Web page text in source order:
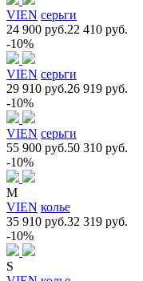
VIEN серьги
24 900 руб.22 410 руб.
-10%
VIEN серьги
29 910 руб.26 919 руб.
-10%
VIEN серьги
55 900 руб.50 310 руб.
-10%
M
VIEN колье
35 910 руб.32 319 руб.
-10%
S